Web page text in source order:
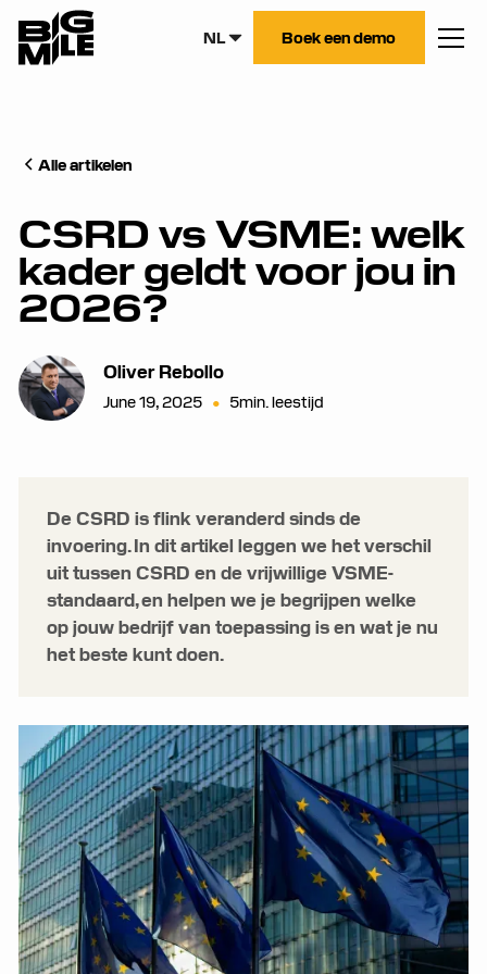
NL Boek een demo
Alle artikelen
CSRD vs VSME: welk
kader geldt voor jou in
2026?
Oliver Rebollo
June 19, 2025 • 5min. leestijd
De CSRD is flink veranderd sinds de
invoering. In dit artikel leggen we het verschil
uit tussen CSRD en de vrijwillige VSME-
standaard, en helpen we je begrijpen welke
op jouw bedrijf van toepassing is en wat je nu
het beste kunt doen.